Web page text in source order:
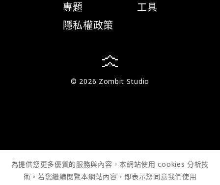
專題
隱私權政策
工具
© 2026 Zombit Studio
為提供您更多優質的服務與內容，本網站使用 cookies 分析技
術。若您繼續閱覽本網站內容，即表示您同意我們使用